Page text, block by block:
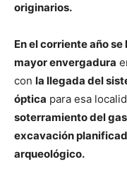
originarios.
En el corriente año
mayor envergadura
con la llegada del
óptica para esa
soterramiento del
excavación
arqueológico.